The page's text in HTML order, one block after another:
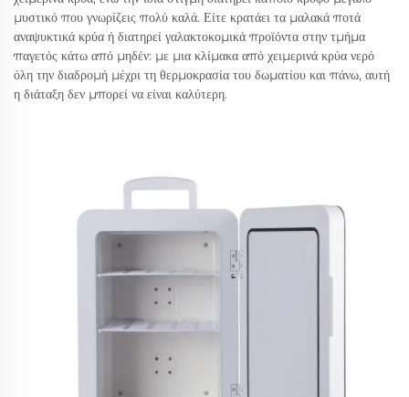
μυστικό που γνωρίζεις πολύ καλά. Είτε κρατάει τα μαλακά ποτά
αναψυκτικά κρύα ή διατηρεί γαλακτοκομικά προϊόντα στην τμήμα
παγετός κάτω από μηδέν: με μια κλίμακα από χειμερινά κρύα νερό
όλη την διαδρομή μέχρι τη θερμοκρασία του δωματίου και πάνω, αυτή
η διάταξη δεν μπορεί να είναι καλύτερη.